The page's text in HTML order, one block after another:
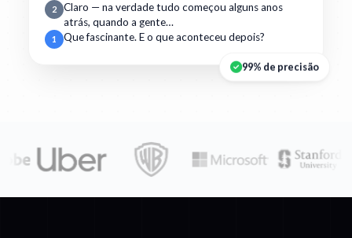
2
Claro — na verdade tudo começou alguns anos
atrás, quando a gente…
1 Que fascinante. E o que aconteceu depois?
99% de precisão